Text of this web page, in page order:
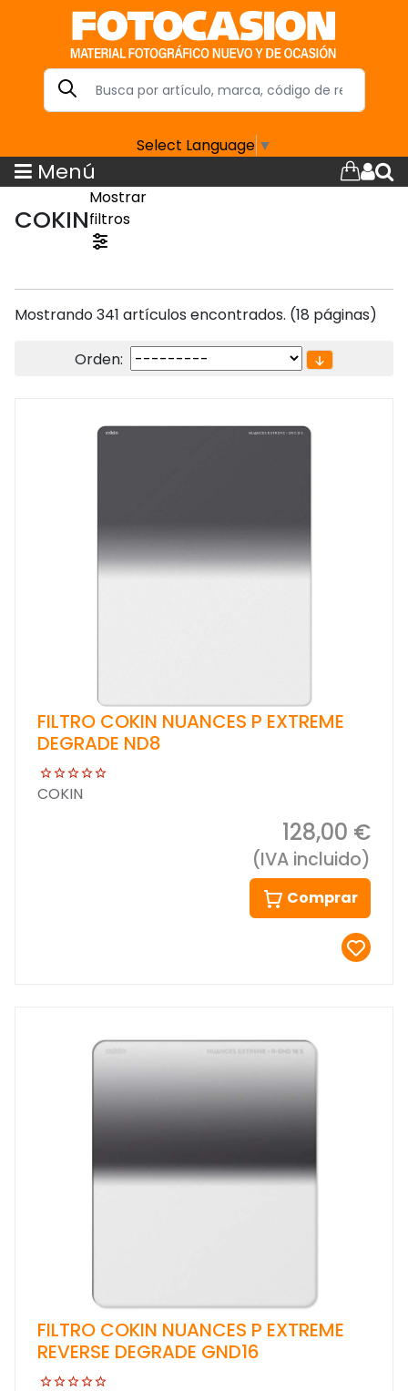
Select Language ▼
Menú
COKIN
Mostrar
filtros
Mostrando 341 artículos encontrados. (18 páginas)
Orden:
FILTRO COKIN NUANCES P EXTREME
DEGRADE ND8
COKIN
128,00 €
(IVA incluido)
Comprar
FILTRO COKIN NUANCES P EXTREME
REVERSE DEGRADE GND16